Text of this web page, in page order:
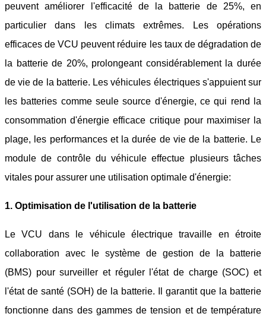
peuvent améliorer l'efficacité de la batterie de 25%, en
particulier dans les climats extrêmes. Les opérations
efficaces de VCU peuvent réduire les taux de dégradation de
la batterie de 20%, prolongeant considérablement la durée
de vie de la batterie. Les véhicules électriques s'appuient sur
les batteries comme seule source d'énergie, ce qui rend la
consommation d'énergie efficace critique pour maximiser la
plage, les performances et la durée de vie de la batterie. Le
module de contrôle du véhicule effectue plusieurs tâches
vitales pour assurer une utilisation optimale d'énergie:
1. Optimisation de l'utilisation de la batterie
Le VCU dans le véhicule électrique travaille en étroite
collaboration avec le système de gestion de la batterie
(BMS) pour surveiller et réguler l'état de charge (SOC) et
l'état de santé (SOH) de la batterie. Il garantit que la batterie
fonctionne dans des gammes de tension et de température